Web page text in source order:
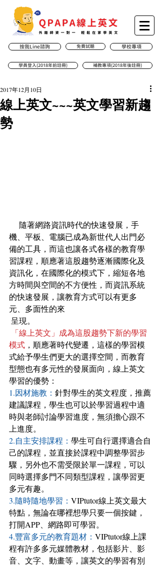
按我Line諮詢 免費試聽 學校專項
學員登入(2018年前註冊) 補教專項(2018年後註冊)
線上英文~~~英文學習新趨
勢
2017年12月10日
機、平板、電腦已成為新世代人出門必
備的工具，而這也讓各式各樣的教育學
習課程，順應著這股趨勢逐漸國際化及
資訊化，在國際化的模式下，縮短各地
方時間與空間的不方便性，而資訊系統
的快速發展，讓教育方式可以有更多
元、多面性的來
呈現。
「線上英文」成為這股趨勢下新的學習
模式 ，順應著時代變遷，這樣的學習模
式給予學生們更大的選擇空間，而教育
型態也有多元性的發展面向，線上英文
學習的優勢：
1.因材施教： 針對學生的英文程度，推薦
建議課程，學生也可以於學習過程中適
時與老師討論學習進度，無須擔心跟不
上進度。
2.自主安排課程： 學生可自行選擇適合自
己的課程，並直接於課程中調整學習步
驟，另外也不需受限於單一課程，可以
同時選擇多門不同類型課程，讓學習更
多元有趣。
3.隨時隨地學習： VIPtutor線上英文最大
特點，無論在哪裡想學只要一個按鍵，
打開APP、網路即可學習。
4.豐富多元的教育題材： VIPtutor線上課
程有許多多元媒體教材，包括影片、影
音、文字、動畫等，讓英文的學習有別